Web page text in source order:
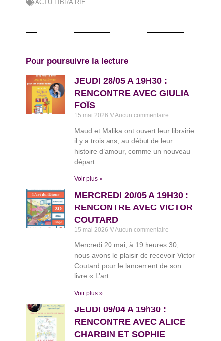
ACTU LIBRAIRIE
Pour poursuivre la lecture
JEUDI 28/05 A 19H30 :
RENCONTRE AVEC GIULIA
FOÏS
15 mai 2026 Aucun commentaire
Maud et Malika ont ouvert leur librairie
il y a trois ans, au début de leur
histoire d’amour, comme un nouveau
départ.
Voir plus »
MERCREDI 20/05 A 19H30 :
RENCONTRE AVEC VICTOR
COUTARD
15 mai 2026 Aucun commentaire
Mercredi 20 mai, à 19 heures 30,
nous avons le plaisir de recevoir Victor
Coutard pour le lancement de son
livre « L’art
Voir plus »
JEUDI 09/04 A 19h30 :
RENCONTRE AVEC ALICE
CHARBIN ET SOPHIE